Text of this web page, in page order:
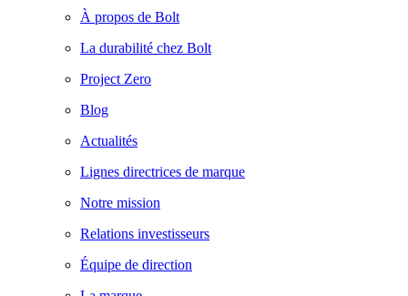
À propos de Bolt
La durabilité chez Bolt
Project Zero
Blog
Actualités
Lignes directrices de marque
Notre mission
Relations investisseurs
Équipe de direction